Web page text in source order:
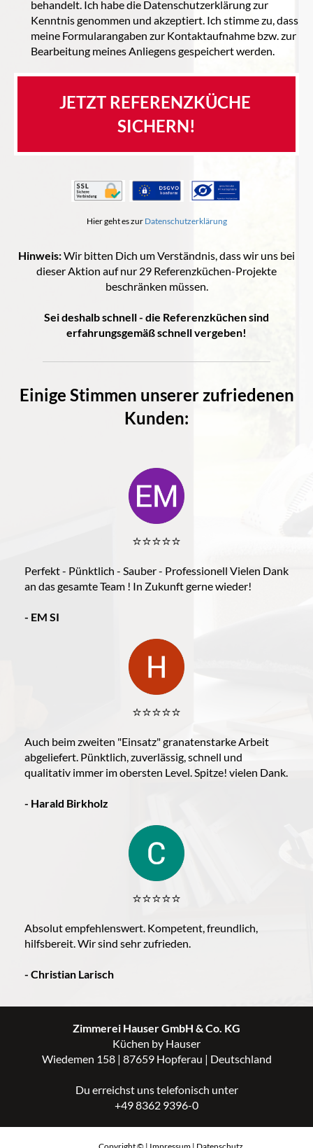
behandelt. Ich habe die Datenschutzerklärung zur
Kenntnis genommen und akzeptiert. Ich stimme zu, dass
meine Formularangaben zur Kontaktaufnahme bzw. zur
Bearbeitung meines Anliegens gespeichert werden.
JETZT REFERENZKÜCHE
SICHERN!
Hier geht es zur Datenschutzerklärung
Hinweis:Wir bitten Dich um Verständnis, dass wir uns bei
dieser Aktion auf nur 29 Referenzküchen-Projekte
beschränken müssen.
Sei deshalb schnell - die Referenzküchen sind
erfahrungsgemäß schnell vergeben!
Einige Stimmen unserer zufriedenen
Kunden:
⭐️⭐️⭐️⭐️⭐️
Perfekt - Pünktlich - Sauber - Professionell Vielen Dank
an das gesamte Team ! In Zukunft gerne wieder!
- EM SI
⭐️⭐️⭐️⭐️⭐️
Auch beim zweiten "Einsatz" granatenstarke Arbeit
abgeliefert. Pünktlich, zuverlässig, schnell und
qualitativ immer im obersten Level. Spitze! vielen Dank.
- Harald Birkholz
⭐️⭐️⭐️⭐️⭐️
Absolut empfehlenswert. Kompetent, freundlich,
hilfsbereit. Wir sind sehr zufrieden.
- Christian Larisch
Zimmerei Hauser GmbH & Co. KG
Küchen by Hauser
Wiedemen 158 | 87659 Hopferau | Deutschland
Du erreichst uns telefonisch unter
+49 8362 9396-0